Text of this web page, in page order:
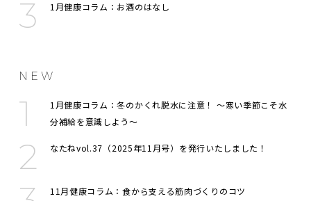
1月健康コラム：お酒のはなし
NEW
1月健康コラム：冬のかくれ脱水に注意！ 〜寒い季節こそ水
分補給を意識しよう〜
なたねvol.37（2025年11月号）を発行いたしました！
11月健康コラム：食から支える筋肉づくりのコツ